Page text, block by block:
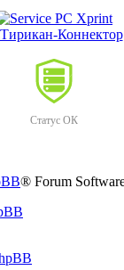
Статус ОК
® Forum